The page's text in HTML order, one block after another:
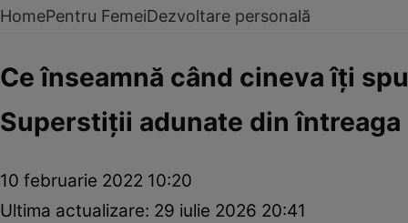
HomePentru FemeiDezvoltare personală
Ce înseamnă când cineva îţi
Superstiţii adunate din întreaga
10 februarie 2022 10:20
Ultima actualizare: 29 iulie 2026 20:41